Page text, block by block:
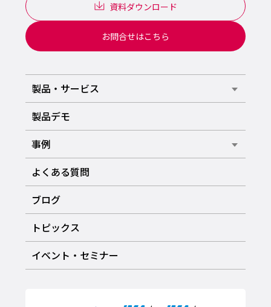
資料ダウンロード
お問合せはこちら
製品・サービス
製品デモ
事例
よくある質問
ブログ
トピックス
イベント・セミナー